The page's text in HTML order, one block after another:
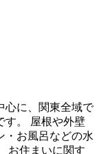
心に、関東全域で
す。 屋根や外壁
・お風呂などの水
お住まいに関す